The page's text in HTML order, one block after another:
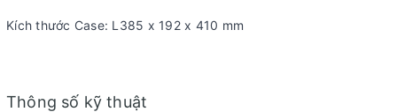
Kích thước Case: L385 x 192 x 410 mm
Thông số kỹ thuật